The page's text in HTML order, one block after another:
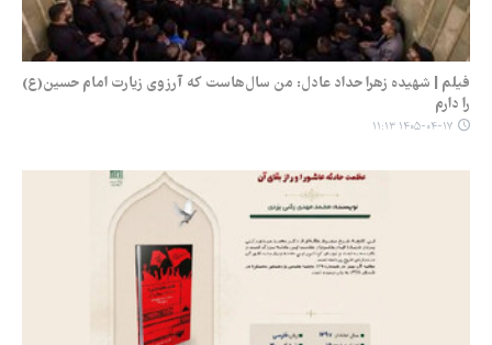
فیلم | شهیده زهرا حداد عادل: من سال‌هاست که آرزوی زیارت امام حسین(ع)
را دارم
۱۴۰۵-۰۴-۱۷ ۱۱:۱۳